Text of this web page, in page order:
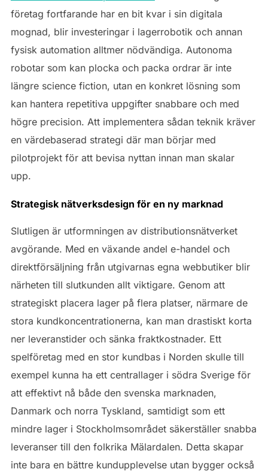
företag fortfarande har en bit kvar i sin digitala
mognad, blir investeringar i lagerrobotik och annan
fysisk automation alltmer nödvändiga. Autonoma
robotar som kan plocka och packa ordrar är inte
längre science fiction, utan en konkret lösning som
kan hantera repetitiva uppgifter snabbare och med
högre precision. Att implementera sådan teknik kräver
en värdebaserad strategi där man börjar med
pilotprojekt för att bevisa nyttan innan man skalar
upp.
Strategisk nätverksdesign för en ny marknad
Slutligen är utformningen av distributionsnätverket
avgörande. Med en växande andel e-handel och
direktförsäljning från utgivarnas egna webbutiker blir
närheten till slutkunden allt viktigare. Genom att
strategiskt placera lager på flera platser, närmare de
stora kundkoncentrationerna, kan man drastiskt korta
ner leveranstider och sänka fraktkostnader. Ett
spelföretag med en stor kundbas i Norden skulle till
exempel kunna ha ett centrallager i södra Sverige för
att effektivt nå både den svenska marknaden,
Danmark och norra Tyskland, samtidigt som ett
mindre lager i Stockholmsområdet säkerställer snabba
leveranser till den folkrika Mälardalen. Detta skapar
inte bara en bättre kundupplevelse utan bygger också